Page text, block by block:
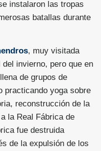
instalaron las tropas
batallas durante
, muy visitada
invierno, pero que en
de grupos de
practicando yoga sobre
reconstrucción de la
la Real Fábrica de
fue destruida
de la expulsión de los